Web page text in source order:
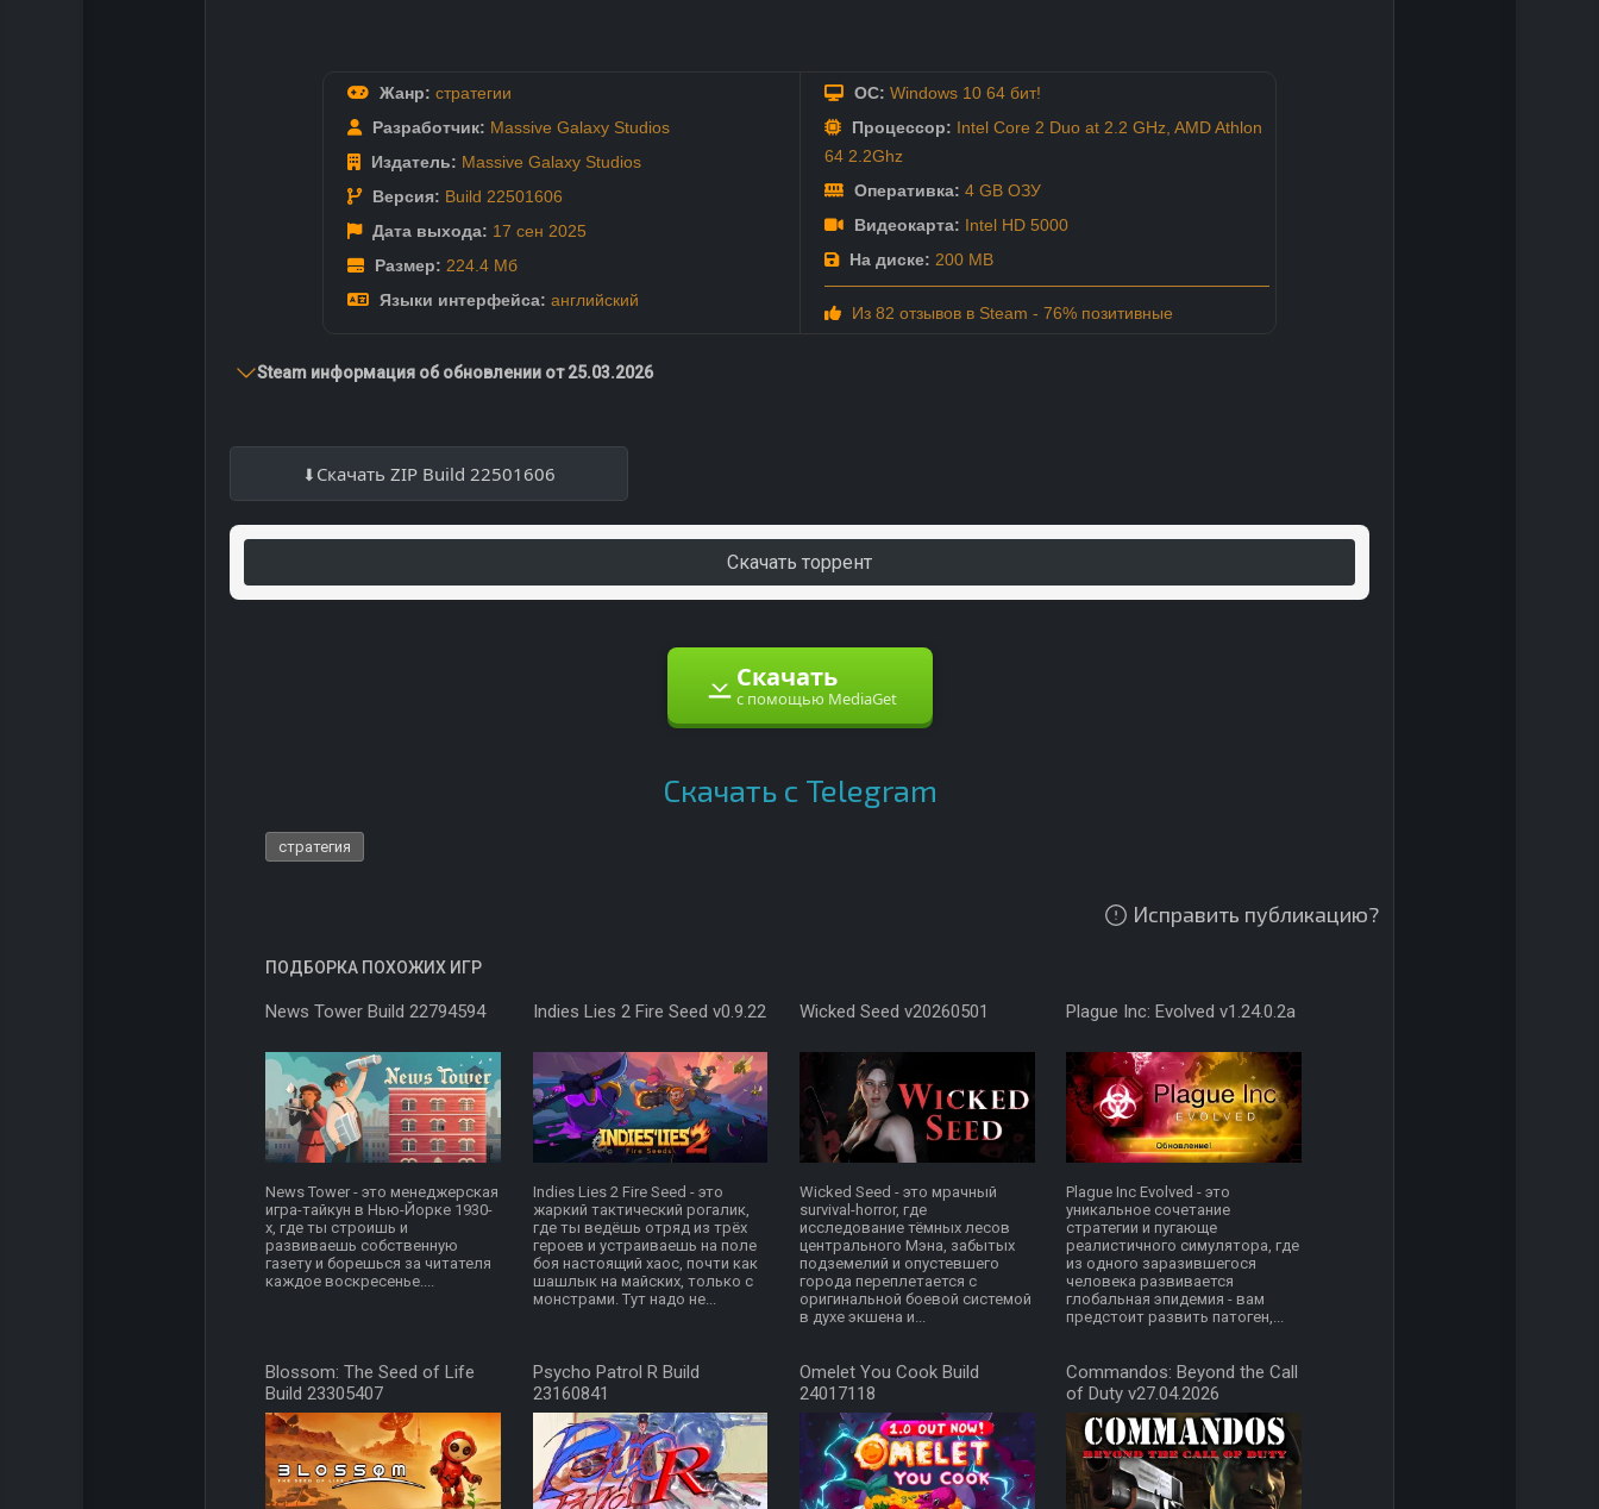
Жанр: стратегии
Разработчик: Massive Galaxy Studios
Издатель: Massive Galaxy Studios
Версия: Build 22501606
Дата выхода: 17 сен 2025
Размер: 224.4 Мб
Языки интерфейса: английский
ОС: Windows 10 64 бит!
Процессор: Intel Core 2 Duo at 2.2 GHz, AMD Athlon
64 2.2Ghz
Оперативка: 4 GB ОЗУ
Видеокарта: Intel HD 5000
На диске: 200 MB
Из 82 отзывов в Steam - 76% позитивные
Steam информация об обновлении от 25.03.2026
Скачать ZIP Build 22501606
Скачать торрент
Скачать
с помощью MediaGet
Скачать с Telegram
стратегия
Исправить публикацию?
ПОДБОРКА ПОХОЖИХ ИГР
News Tower Build 22794594
News Tower - это менеджерская
игра-тайкун в Нью-Йорке 1930-
х, где ты строишь и
развиваешь собственную
газету и борешься за читателя
каждое воскресенье....
Indies Lies 2 Fire Seed v0.9.22
Indies Lies 2 Fire Seed - это
жаркий тактический рогалик,
где ты ведёшь отряд из трёх
героев и устраиваешь на поле
боя настоящий хаос, почти как
шашлык на майских, только с
монстрами. Тут надо не...
Wicked Seed v20260501
Wicked Seed - это мрачный
survival-horror, где
исследование тёмных лесов
центрального Мэна, забытых
подземелий и опустевшего
города переплетается с
оригинальной боевой системой
в духе экшена и...
Plague Inc: Evolved v1.24.0.2a
Plague Inc Evolved - это
уникальное сочетание
стратегии и пугающе
реалистичного симулятора, где
из одного заразившегося
человека развивается
глобальная эпидемия - вам
предстоит развить патоген,...
Blossom: The Seed of Life
Build 23305407
Psycho Patrol R Build
23160841
Omelet You Cook Build
24017118
Commandos: Beyond the Call
of Duty v27.04.2026